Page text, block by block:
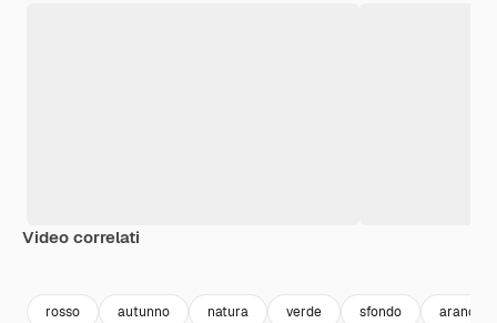
Video correlati
rosso autunno natura verde sfondo